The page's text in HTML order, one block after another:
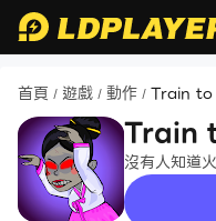
首頁 / 遊戲 / 動作 / Train to
Train
沒有人知道